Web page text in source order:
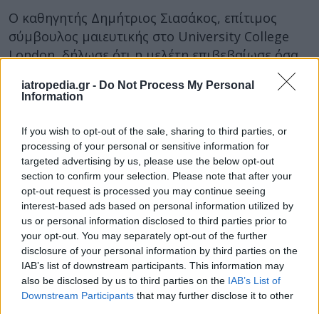
iatropedia.gr - Do Not Process My Personal
Information
If you wish to opt-out of the sale, sharing to third parties, or
processing of your personal or sensitive information for
targeted advertising by us, please use the below opt-out
section to confirm your selection. Please note that after your
opt-out request is processed you may continue seeing
interest-based ads based on personal information utilized by
us or personal information disclosed to third parties prior to
your opt-out. You may separately opt-out of the further
disclosure of your personal information by third parties on the
IAB’s list of downstream participants. This information may
also be disclosed by us to third parties on the IAB’s List of
Downstream Participants that may further disclose it to other
Ο καθηγητής Δημήτριος Σιασάκος, επίτιμος
σύμβουλος μαιευτικής στο University College
London, δήλωσε ότι η μελέτη επιβεβαίωσε όσα
σχόλια του Ντόναλντ Τραμπ.
φάρμακο για χρήση κατά τη διάρκεια της
εγκυμοσύνηςκαι χρησιμοποιείται από την
πλειονότητα των εγκύων γυναικών σε όλο τον
κόσμο εδώ και αρκετές δεκαετίες χωρίς καμία
επίδραση στον αυτισμό και τη ΔΕΠΥ», ανέφερε.
Και πρόσθεσε: «Είναι επίσης το ασφαλέστερο
φάρμακο για χρήση σε περίπτωση πυρετού της
μητέρας, ενώη μη αντιμετώπιση της υψηλής
θερμοκρασίας αποτελεί παράγοντα κινδύνου
για ανεπιθύμητα αποτελέσματα στην